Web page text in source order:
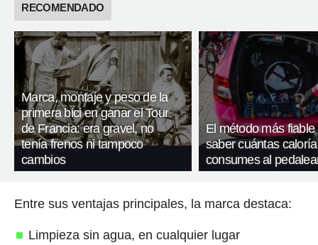
RECOMENDADO
Marca, montaje y peso de la
primera bici en ganar el Tour
de Francia: era gravel, no
tenía frenos ni tampoco
cambios
El método más fiable
saber cuántas
consumes al
Entre sus ventajas principales, la marca destaca:
Limpieza sin agua, en cualquier lugar